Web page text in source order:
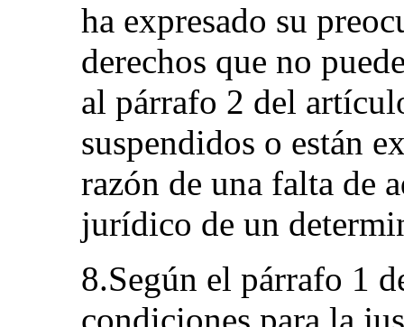
ha expresado su
derechos que no
al párrafo 2 del
suspendidos o están
razón de una falta de
jurídico de un
8.Según el párrafo 1